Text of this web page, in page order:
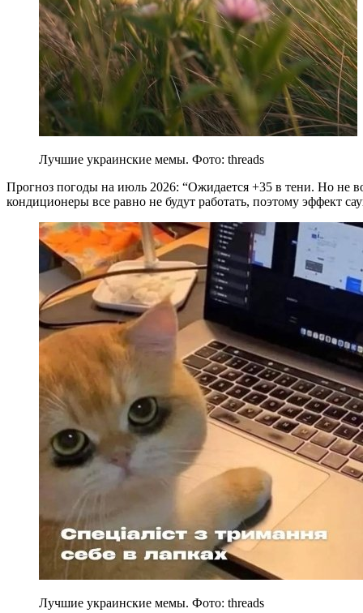
Лучшие украинские мемы. Фото: threads
Прогноз погоды на июль 2026: “Ожидается +35 в тени. Но не
кондиционеры все равно не будут работать, поэтому эффект
Лучшие украинские мемы. Фото: threads